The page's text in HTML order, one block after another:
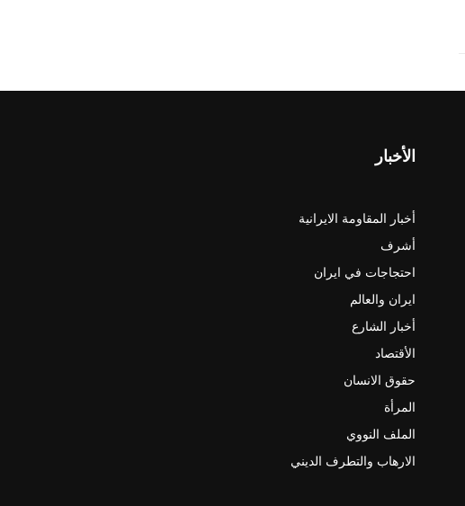
الأخبار
أخبار المقاومة الايرانية
أشرف
احتجاجات في ايران
ايران والعالم
أخبار الشارع
الأقتصاد
حقوق الانسان
المرأة
الملف النووي
الارهاب والتطرف الديني